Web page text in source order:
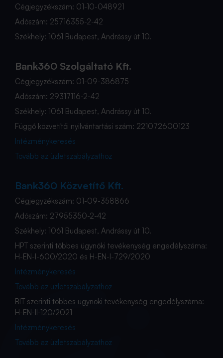
Cégjegyzékszám: 01-10-048921
Adószám: 25716355-2-42
Székhely: 1061 Budapest, Andrássy út 10.
Bank360 Szolgáltató Kft.
Cégjegyzékszám: 01-09-386875
Adószám: 29317116-2-42
Székhely: 1061 Budapest, Andrássy út 10.
Függő közvetítői nyilvántartási szám: 221072600123
Intézménykeresés
Tovább az üzletszabályzathoz
Bank360 Közvetítő Kft.
Cégjegyzékszám: 01-09-358866
Adószám: 27955350-2-42
Székhely: 1061 Budapest, Andrássy út 10.
HPT szerinti többes ügynöki tevékenység engedélyszáma:
H-EN-I-600/2020 és H-EN-I-729/2020
Intézménykeresés
Tovább az üzletszabályzathoz
BIT szerinti többes ügynöki tevékenység engedélyszáma:
H-EN-II-120/2021
Intézménykeresés
Tovább az üzletszabályzathoz